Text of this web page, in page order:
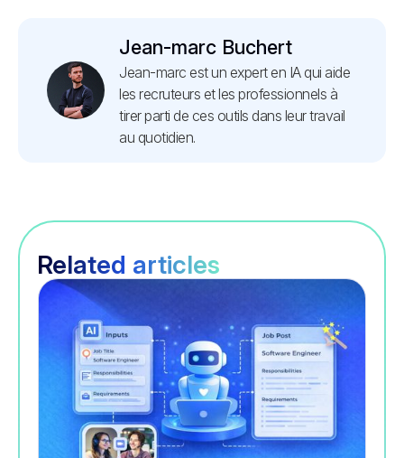
Jean-marc Buchert
Jean-marc est un expert en IA qui aide
les recruteurs et les professionnels à
tirer parti de ces outils dans leur travail
au quotidien.
Related articles
Recrutement